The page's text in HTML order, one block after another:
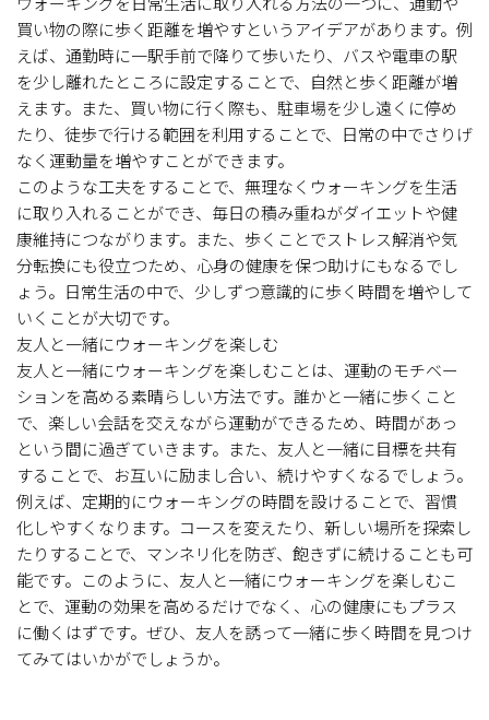
買い物の際に歩く距離を増やすというアイデアがあります。例
えば、通勤時に一駅手前で降りて歩いたり、バスや電車の駅
を少し離れたところに設定することで、自然と歩く距離が増
えます。また、買い物に行く際も、駐車場を少し遠くに停め
たり、徒歩で行ける範囲を利用することで、日常の中でさりげ
なく運動量を増やすことができます。
このような工夫をすることで、無理なくウォーキングを生活
に取り入れることができ、毎日の積み重ねがダイエットや健
康維持につながります。また、歩くことでストレス解消や気
分転換にも役立つため、心身の健康を保つ助けにもなるでし
ょう。日常生活の中で、少しずつ意識的に歩く時間を増やして
いくことが大切です。
友人と一緒にウォーキングを楽しむ
友人と一緒にウォーキングを楽しむことは、運動のモチベー
ションを高める素晴らしい方法です。誰かと一緒に歩くこと
で、楽しい会話を交えながら運動ができるため、時間があっ
という間に過ぎていきます。また、友人と一緒に目標を共有
することで、お互いに励まし合い、続けやすくなるでしょう。
例えば、定期的にウォーキングの時間を設けることで、習慣
化しやすくなります。コースを変えたり、新しい場所を探索し
たりすることで、マンネリ化を防ぎ、飽きずに続けることも可
能です。このように、友人と一緒にウォーキングを楽しむこ
とで、運動の効果を高めるだけでなく、心の健康にもプラス
に働くはずです。ぜひ、友人を誘って一緒に歩く時間を見つけ
てみてはいかがでしょうか。